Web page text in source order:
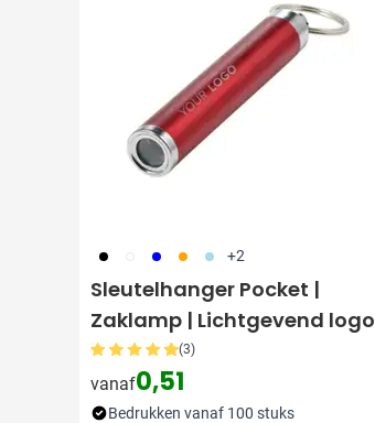
001 002 005 007 018 +2
Sleutelhanger Pocket |
Zaklamp | Lichtgevend logo
(3)
vanaf0,51
Bedrukken vanaf 100 stuks